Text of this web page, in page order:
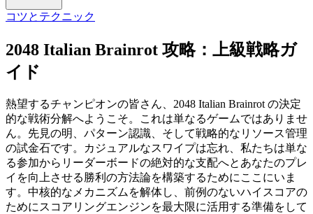
コツとテクニック
2048 Italian Brainrot 攻略：上級戦略ガ
イド
熱望するチャンピオンの皆さん、2048 Italian Brainrot の決定
的な戦術分解へようこそ。これは単なるゲームではありませ
ん。先見の明、パターン認識、そして戦略的なリソース管理
の試金石です。カジュアルなスワイプは忘れ、私たちは単な
る参加からリーダーボードの絶対的な支配へとあなたのプレ
イを向上させる勝利の方法論を構築するためにここにいま
す。中核的なメカニズムを解体し、前例のないハイスコアの
ためにスコアリングエンジンを最大限に活用する準備をして